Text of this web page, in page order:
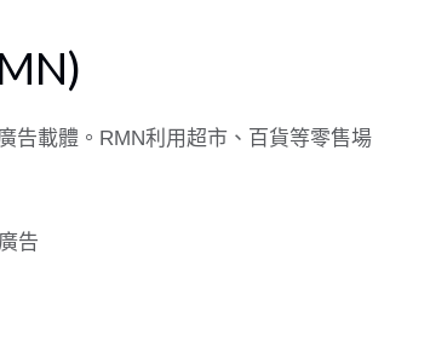
告載體。RMN利用超市、百貨等零售場
告